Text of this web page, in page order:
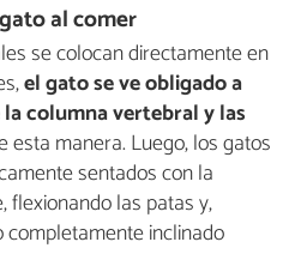
al comer
se colocan directamente en
el gato se ve obligado a
columna vertebral y las
esta manera. Luego, los gatos
sentados con la
flexionando las patas y,
inclinado